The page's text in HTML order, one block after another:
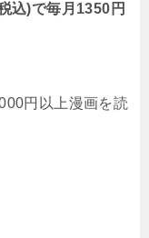
込)で毎月1350円
円以上漫画を読